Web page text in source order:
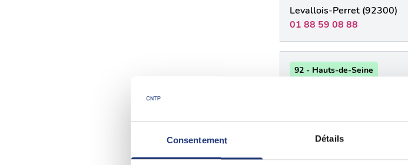
Consentement Détails
Levallois-Perret (92300)
01 88 59 08 88
92 - Hauts-de-Seine
0385908510